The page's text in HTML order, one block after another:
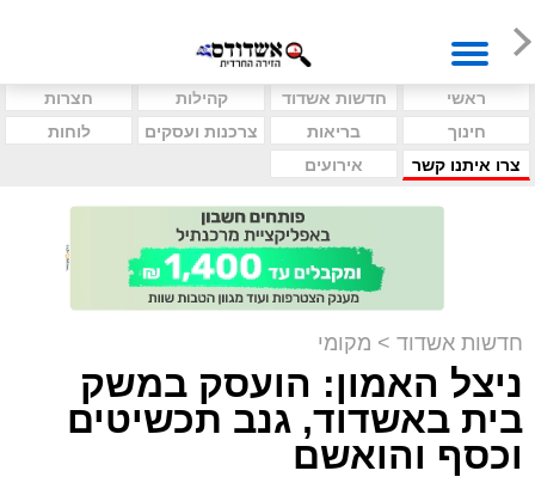
ראשי חדשות אשדוד קהילות
חצרות
חינוך
בריאות צרכנות ועסקים
לוחות
צרו איתנו קשר
אירועים
חדשות אשדוד > מקומי
ניצל האמון: הועסק במשק
בית באשדוד, גנב תכשיטים
וכסף והואשם